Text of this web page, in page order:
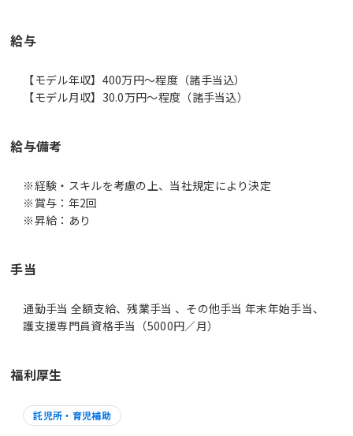
給与
【モデル年収】400万円〜程度（諸手当込）
【モデル月収】30.0万円〜程度（諸手当込）
給与備考
※経験・スキルを考慮の上、当社規定により決定
※賞与：年2回
※昇給：あり
手当
通勤手当 全額支給、残業手当 、その他手当 年末年始手当、
護支援専門員資格手当（5000円／月）
福利厚生
託児所・育児補助